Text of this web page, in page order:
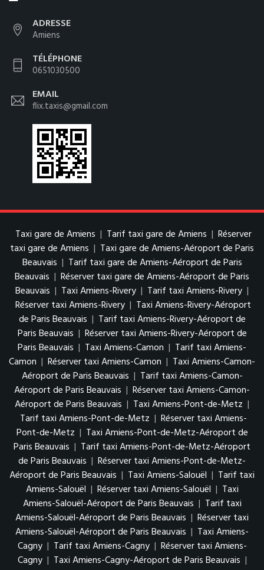
ADRESSE
Amiens
TÉLÉPHONE
0651030500
EMAIL
flix.taxis@gmail.com
Taxi gare de Amiens | Tarif taxi gare de Amiens | Réserver
taxi gare de Amiens | Taxi gare de Amiens-Aéroport de Paris
Beauvais | Tarif taxi gare de Amiens-Aéroport de Paris
Beauvais | Réserver taxi gare de Amiens-Aéroport de Paris
Beauvais | Taxi Amiens-Rivery | Tarif taxi Amiens-Rivery |
Réserver taxi Amiens-Rivery | Taxi Amiens-Rivery-Aéroport
de Paris Beauvais | Tarif taxi Amiens-Rivery-Aéroport de
Paris Beauvais | Réserver taxi Amiens-Rivery-Aéroport de
Paris Beauvais | Taxi Amiens-Camon | Tarif taxi Amiens-
Camon | Réserver taxi Amiens-Camon | Taxi Amiens-Camon-
Aéroport de Paris Beauvais | Tarif taxi Amiens-Camon-
Aéroport de Paris Beauvais | Réserver taxi Amiens-Camon-
Aéroport de Paris Beauvais | Taxi Amiens-Pont-de-Metz |
Tarif taxi Amiens-Pont-de-Metz | Réserver taxi Amiens-
Pont-de-Metz | Taxi Amiens-Pont-de-Metz-Aéroport de
Paris Beauvais | Tarif taxi Amiens-Pont-de-Metz-Aéroport
de Paris Beauvais | Réserver taxi Amiens-Pont-de-Metz-
Aéroport de Paris Beauvais | Taxi Amiens-Salouël | Tarif taxi
Amiens-Salouël | Réserver taxi Amiens-Salouël | Taxi
Amiens-Salouël-Aéroport de Paris Beauvais | Tarif taxi
Amiens-Salouël-Aéroport de Paris Beauvais | Réserver taxi
Amiens-Salouël-Aéroport de Paris Beauvais | Taxi Amiens-
Cagny | Tarif taxi Amiens-Cagny | Réserver taxi Amiens-
Cagny | Taxi Amiens-Cagny-Aéroport de Paris Beauvais |